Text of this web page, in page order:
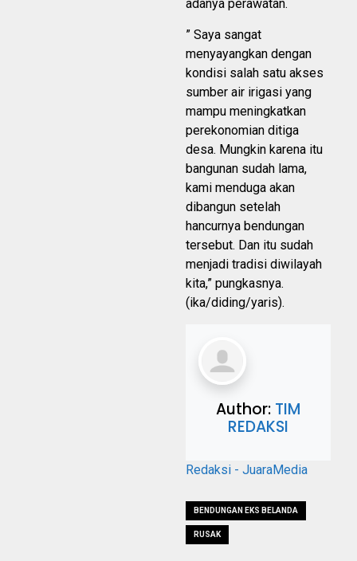
adanya perawatan.
” Saya sangat
menyayangkan dengan
kondisi salah satu akses
sumber air irigasi yang
mampu meningkatkan
perekonomian ditiga
desa. Mungkin karena itu
bangunan sudah lama,
kami menduga akan
dibangun setelah
hancurnya bendungan
tersebut. Dan itu sudah
menjadi tradisi diwilayah
kita,” pungkasnya.
(ika/diding/yaris).
Author: TIM
REDAKSI
Redaksi - JuaraMedia
BENDUNGAN EKS BELANDA
RUSAK